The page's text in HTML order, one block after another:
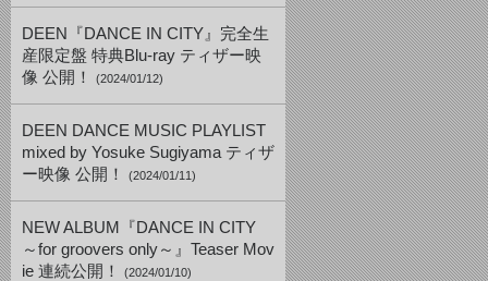
DEEN『DANCE IN CITY』完全生
産限定盤 特典Blu-ray ティザー映
像 公開！
(2024/01/12)
DEEN DANCE MUSIC PLAYLIST
mixed by Yosuke Sugiyama ティザ
ー映像 公開！
(2024/01/11)
NEW ALBUM『DANCE IN CITY
～for groovers only～』Teaser Mov
ie 連続公開！
(2024/01/10)